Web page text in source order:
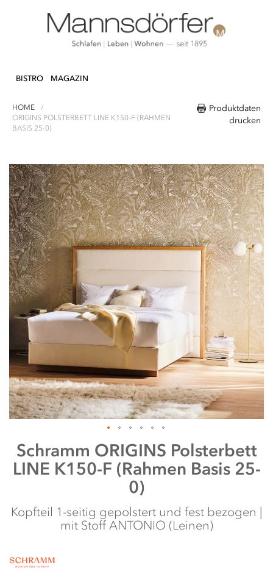
zum
BISTRO MAGAZIN
Produktdaten
drucken
HOME
ORIGINS POLSTERBETT LINE K150-F (RAHMEN
BASIS 25-0)
Zum
Ende
der
Bildergalerie
springen
Zum
Anfang
Schramm ORIGINS Polsterbett
LINE K150-F (Rahmen Basis 25-
0)
Kopfteil 1-seitig gepolstert und fest bezogen |
mit Stoff ANTONIO (Leinen)